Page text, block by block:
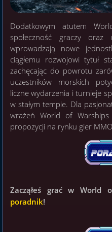
Dodatkowym atutem
społeczność graczy oraz
wprowadzają nowe
ciągłemu rozwojowi tytuł
zachęcając do powrotu
uczestników morskich
liczne wydarzenia i turnieje
w stałym tempie. Dla
wrażeń World of
propozycji na rynku gier
Zacząłeś grać w World
poradnik!